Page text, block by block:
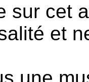
sur cet
et